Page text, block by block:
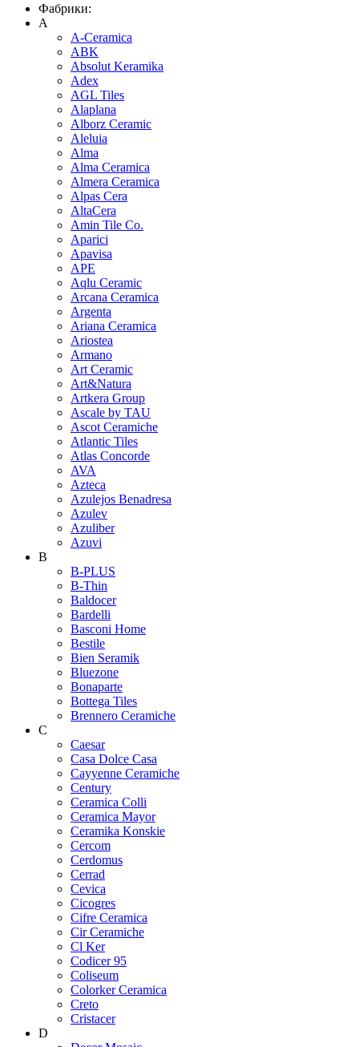
Фабрики:
A
A-Ceramica
ABK
Absolut Keramika
Adex
AGL Tiles
Alaplana
Alborz Ceramic
Aleluia
Alma
Alma Ceramica
Almera Ceramica
Alpas Cera
AltaCera
Amin Tile Co.
Aparici
Apavisa
APE
Aqlu Ceramic
Arcana Ceramica
Argenta
Ariana Ceramica
Ariostea
Armano
Art Ceramic
Art&Natura
Artkera Group
Ascale by TAU
Ascot Ceramiche
Atlantic Tiles
Atlas Concorde
AVA
Azteca
Azulejos Benadresa
Azulev
Azuliber
Azuvi
B
B-PLUS
B-Thin
Baldocer
Bardelli
Basconi Home
Bestile
Bien Seramik
Bluezone
Bonaparte
Bottega Tiles
Brennero Ceramiche
C
Caesar
Casa Dolce Casa
Cayyenne Ceramiche
Century
Ceramica Colli
Ceramica Mayor
Ceramika Konskie
Cercom
Cerdomus
Cerrad
Cevica
Cicogres
Cifre Ceramica
Cir Ceramiche
Cl Ker
Codicer 95
Coliseum
Colorker Ceramica
Creto
Cristacer
D